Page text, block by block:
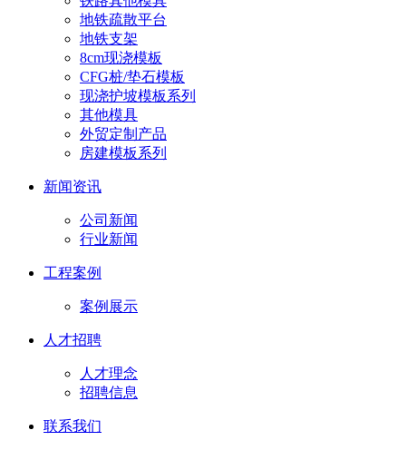
地铁疏散平台
地铁支架
8cm现浇模板
CFG桩/垫石模板
现浇护坡模板系列
其他模具
外贸定制产品
房建模板系列
新闻资讯
公司新闻
行业新闻
工程案例
案例展示
人才招聘
人才理念
招聘信息
联系我们